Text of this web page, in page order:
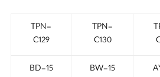
TPN-
C130
TPN-
C129
15-BW
15-BD